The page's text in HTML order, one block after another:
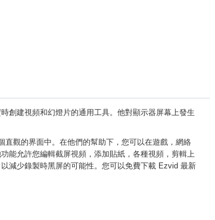
創建視頻和幻燈片的通用工具。他對顯示器屏幕上發生
直觀的界面中。在他們的幫助下，您可以在遊戲，網絡
能允許您編輯截屏視頻，添加貼紙，各種視頻，剪輯上
減少錄製時黑屏的可能性。您可以免費下載 Ezvid 最新